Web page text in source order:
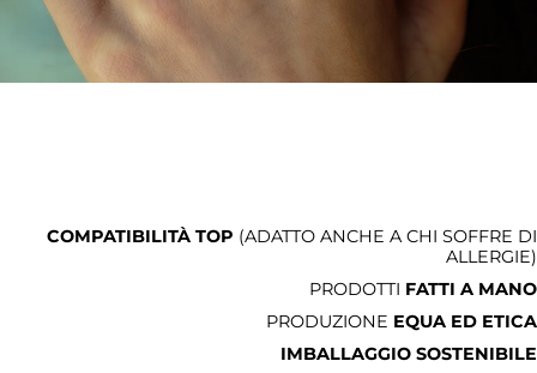
COMPATIBILITÀ TOP (ADATTO ANCHE A CHI SOFFRE DI
ALLERGIE)
PRODOTTI FATTI A MANO
PRODUZIONE EQUA ED ETICA
IMBALLAGGIO SOSTENIBILE